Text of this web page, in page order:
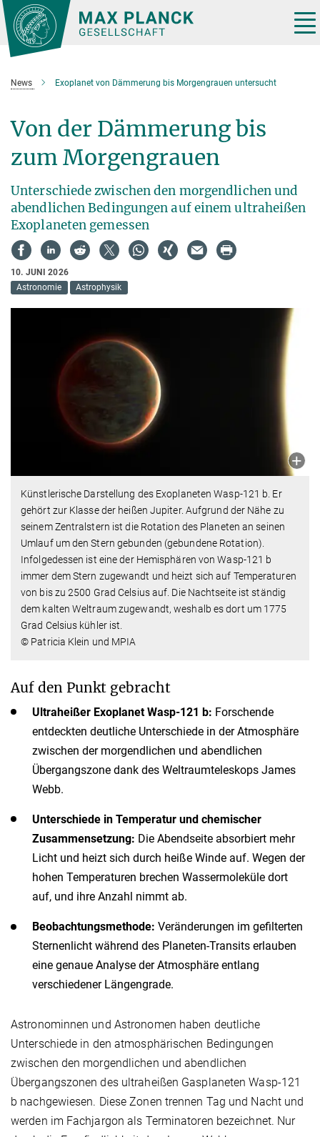
Hauptinhalt
News Exoplanet von Dämmerung bis Morgengrauen untersucht
Von der Dämmerung bis
zum Morgengrauen
Unterschiede zwischen den morgendlichen und
abendlichen Bedingungen auf einem ultraheißen
Exoplaneten gemessen
10. JUNI 2026
Astronomie
Astrophysik
Künstlerische Darstellung des Exoplaneten Wasp-121 b. Er
gehört zur Klasse der heißen Jupiter. Aufgrund der Nähe zu
seinem Zentralstern ist die Rotation des Planeten an seinen
Umlauf um den Stern gebunden (gebundene Rotation).
Infolgedessen ist eine der Hemisphären von Wasp-121 b
immer dem Stern zugewandt und heizt sich auf Temperaturen
von bis zu 2500 Grad Celsius auf. Die Nachtseite ist ständig
dem kalten Weltraum zugewandt, weshalb es dort um 1775
Grad Celsius kühler ist.
© Patricia Klein und MPIA
Auf den Punkt gebracht
Ultraheißer Exoplanet Wasp-121 b: Forschende
entdeckten deutliche Unterschiede in der Atmosphäre
zwischen der morgendlichen und abendlichen
Übergangszone dank des Weltraumteleskops James
Webb.
Unterschiede in Temperatur und chemischer
Zusammensetzung: Die Abendseite absorbiert mehr
Licht und heizt sich durch heiße Winde auf. Wegen der
hohen Temperaturen brechen Wassermoleküle dort
auf, und ihre Anzahl nimmt ab.
Beobachtungsmethode: Veränderungen im gefilterten
Sternenlicht während des Planeten-Transits erlauben
eine genaue Analyse der Atmosphäre entlang
verschiedener Längengrade.
Astronominnen und Astronomen haben deutliche
Unterschiede in den atmosphärischen Bedingungen
zwischen den morgendlichen und abendlichen
Übergangszonen des ultraheißen Gasplaneten Wasp-121
b nachgewiesen. Diese Zonen trennen Tag und Nacht und
werden im Fachjargon als Terminatoren bezeichnet. Nur